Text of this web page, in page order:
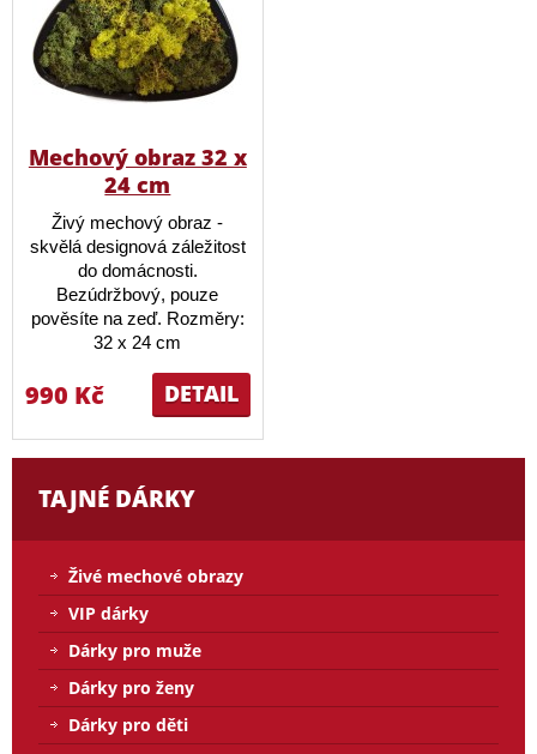
Mechový obraz 32 x
24 cm
Živý mechový obraz -
skvělá designová záležitost
do domácnosti.
Bezúdržbový, pouze
pověsíte na zeď. Rozměry:
32 x 24 cm
DETAIL
990 Kč
TAJNÉ DÁRKY
Živé mechové obrazy
VIP dárky
Dárky pro muže
Dárky pro ženy
Dárky pro děti